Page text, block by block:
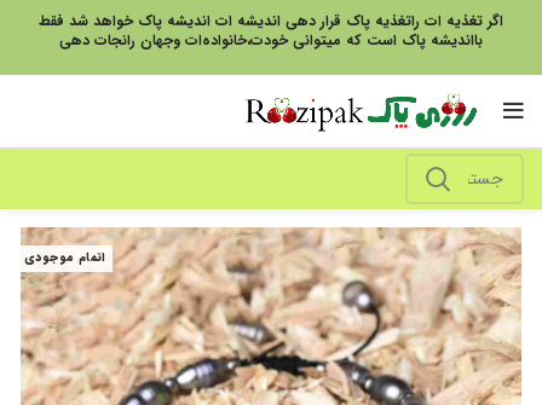
اگر تغذیه ات راتغذیه پاک قرار دهی اندیشه ات اندیشه پاک خواهد شد فقط
بااندیشه پاک است که میتوانی خودت،خانواده‌ات وجهان رانجات دهی
اتمام موجودی